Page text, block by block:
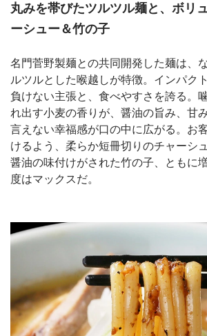
丸みを帯びたツルツル麺と、ボリ
ーシュー＆竹の子
名門菅野製麺との共同開発した麺は、
ルツルとした喉越しが特徴。インパク
負けない主張と、食べやすさを誇る。
れ出す小麦の香りが、醤油の旨み、甘
言えない幸福感が口の中に広がる。お
けるよう、柔らか短冊切りのチャーシ
醤油の味付けがされた竹の子、ともに
度はマックスだ。